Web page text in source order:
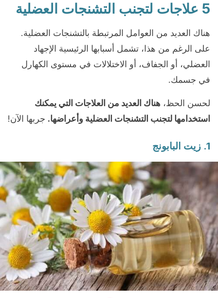
5 علاجات لتجنب التشنجات العضلية
هناك العديد من العوامل المرتبطة بالتشنجات العضلية.
على الرغم من هذا، تشمل أسبابها الرئيسية الإجهاد
العضلي، أو الجفاف، أو الاختلالات في مستوى الكهارل
في جسمك.
لحسن الحظ، هناك العديد من العلاجات التي يمكنك
استخدامها لتجنب التشنجات العضلية وأعراضها. جربها الآن!
1. زيت البابونج